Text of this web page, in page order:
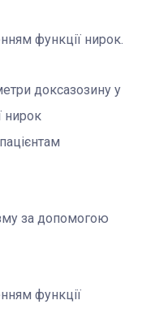
функції нирок.
доксазозину у
нирок
за допомогою
функції